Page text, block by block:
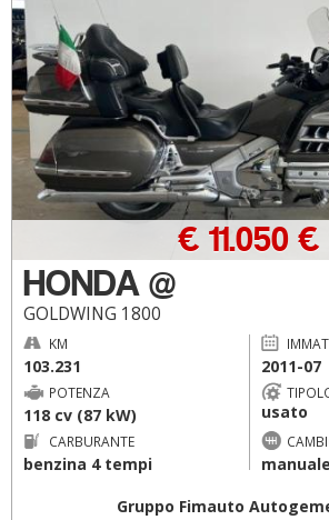
HONDA @
GOLDWING 1800
€ 11.050 €
KM
103.231 2011-07
POTENZA
118 cv (87 kW) usato
CARBURANTE
benzina 4 tempi manuale
Gruppo Fimauto